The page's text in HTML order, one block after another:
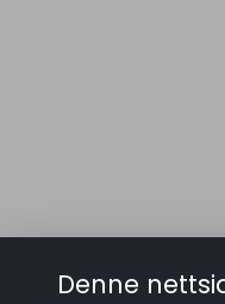
Denne